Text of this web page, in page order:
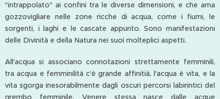
"intrappolato" ai confini tra le diverse dimensioni, e che ama
gozzovigliare nelle zone ricche di acqua, come i fiumi, le
sorgenti, i laghi e le cascate appunto. Sono manifestazioni
delle Divinità e della Natura nei suoi molteplici aspetti.
All'acqua si associano connotazioni strettamente femminili,
tra acqua e femminilità c'è grande affinitià, l'acqua è vita, e la
vita sgorga inesorabilmente dagli oscuri percorsi labirintici del
grembo femminile. Venere stessa nasce dalle acque